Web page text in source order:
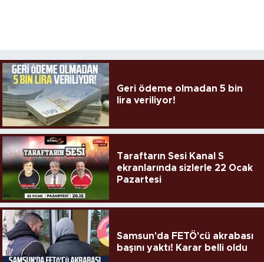
Geri ödeme olmadan 5 bin
lira veriliyor!
Taraftarın Sesi Kanal S
ekranlarında sizlerle 22 Ocak
Pazartesi
Samsun'da FETÖ'cü akrabası
başını yaktı! Karar belli oldu